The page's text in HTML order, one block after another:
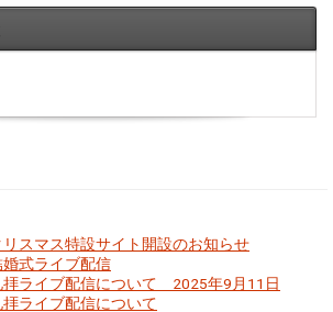
リスマス特設サイト開設のお知らせ
婚式ライブ配信
拝ライブ配信について 2025年9月11日
拝ライブ配信について